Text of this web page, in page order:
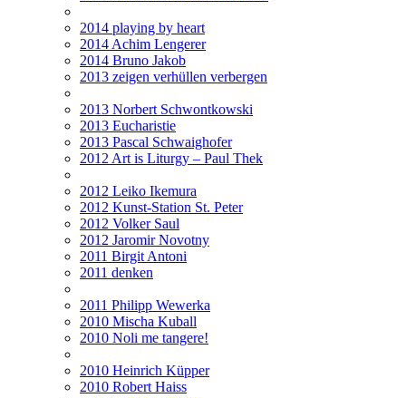
2014 playing by heart
2014 Achim Lengerer
2014 Bruno Jakob
2013 zeigen verhüllen verbergen
2013 Norbert Schwontkowski
2013 Eucharistie
2013 Pascal Schwaighofer
2012 Art is Liturgy – Paul Thek
2012 Leiko Ikemura
2012 Kunst-Station St. Peter
2012 Volker Saul
2012 Jaromir Novotny
2011 Birgit Antoni
2011 denken
2011 Philipp Wewerka
2010 Mischa Kuball
2010 Noli me tangere!
2010 Heinrich Küpper
2010 Robert Haiss